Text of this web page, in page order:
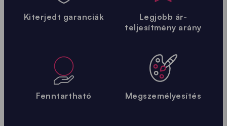
Kiterjedt garanciák
Legjobb ár-
teljesítmény arány
Fenntartható Megszemélyesítés